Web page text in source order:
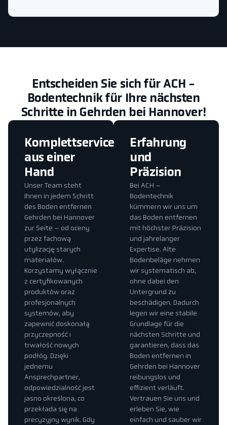
Entscheiden Sie sich für ACH -
Bodentechnik für Ihre nächsten
Schritte in Gehrden bei Hannover!
Erfahrung
und
Präzision
Bei ACH –
Bodentechnik
kümmern wir uns um
das Boden entfernen
mit höchster Präzision
und jahrelanger
Expertise. Alte
Bodenbeläge nehmen
wir systematisch ab,
ohne dabei den
Untergrund zu
beschädigen. Dadurch
legen wir eine stabile
Grundlage für die
nächsten Schritte und
garantieren, dass das
Boden entfernen in
Gehrden bei Hannover
reibungslos und
effizient verläuft.
Vertrauen Sie uns und
erleben Sie, wie
einfach und sauber wir
Komplettservice
aus einer
Hand
Unser Team steht
Ihnen in jedem Schritt
des Boden entfernen
Gehrden bei Hannover
zur Seite – od oceny
przez fachową
utylizację starych
materiałów.
Korzystamy wyłącznie
z certyfikowanych
produktów oraz
profesjonalnych
systemów, aby
zapewnić doskonałą
przyczepność i
trwałość nowych
podłóg. Dzięki
jednemu
Ansprechpartner,
odpowiedzialność jest
jasno określona, co
przekłada się na
precyzyjny wynik. Gdy